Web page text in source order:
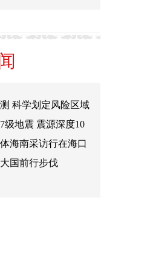
台酒含税销售收入
三个“禁令”剑指涉
科学划定风险区域
级地震 震源深度10
海南采访行在海口
国前行步伐